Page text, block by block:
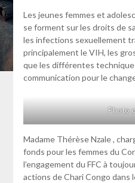
Les jeunes femmes et
se forment sur les droits de
les infections sexuellement
principalement le VIH, les
que les différentes
communication pour le
Photo
Madame Thérèse Nzale ,
fonds pour les femmes du
l’engagement du FFC à
actions de Chari Congo dans